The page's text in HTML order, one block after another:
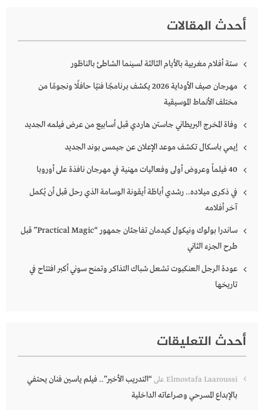
أحدث المقالات
ستة أفلام مغربية بالأيام الثالثة لسينما الشاطئ بالناظور
مهرجان صيف الأوداية 2026 يكشف برنامجًا فنيًا حافلًا ونجومًا من
مختلف الأنماط الموسيقية
وفاة المخرج البريطاني جاستن هاردي قبل أسابيع من عرض فيلمه الجديد
إيمي باسكال تكشف موعد الإعلان عن جيمس بوند الجديد
40 فيلماً وعروض أولى وفعاليات مهنية في مهرجان نافذة على أوروبا
في ذكرى ميلاده.. رشدي أباظة أيقونة الوسامة الذي رحل قبل أن يُكمل
آخر أفلامه
ساندرا بولوك ونيكول كيدمان تفاجئان جمهور “Practical Magic” قبل
طرح الجزء الثاني
عودة الرجل العنكبوت تشعل شباك التذاكر وتمنح سوني أكبر افتتاح في
تاريخها
أحدث التعليقات
Elmostafa Laaroussi على“التدريب الأخير”.. فيلم ياسين فنان يحتفي
بالإبداع المسرحي وصراعاته الداخلية